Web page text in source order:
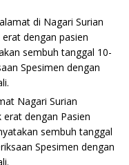
di Nagari Surian
dengan pasien
sembuh tanggal 10-
Spesimen dengan
Nagari Surian
dengan Pasien
sembuh tanggal
Spesimen dengan